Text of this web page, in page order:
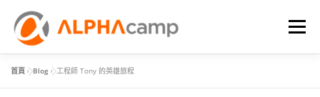
選單
首頁 »Blog »工程師 Tony 的英雄旅程